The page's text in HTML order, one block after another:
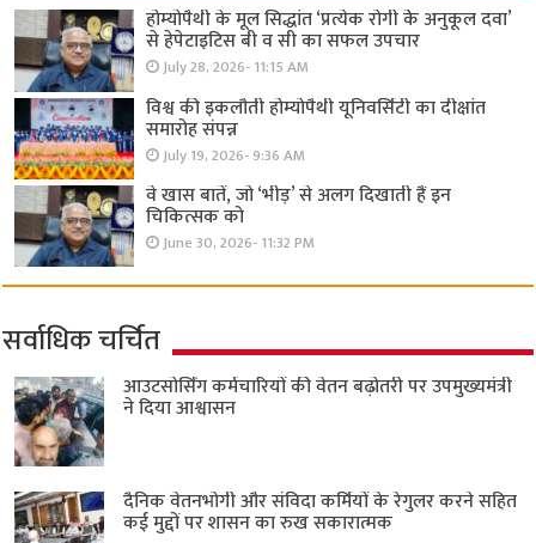
होम्योपैथी के मूल सिद्धांत ‘प्रत्येक रोगी केे अनुकूल दवा’
से हेपेटाइटिस बी व सी का सफल उपचार
July 28, 2026- 11:15 AM
विश्व की इकलौती होम्योपैथी यूनिवर्सिटी का दीक्षांत
समारोह संपन्न
July 19, 2026- 9:36 AM
वे खास बातें, जो ‘भीड़’ से अलग दिखाती हैं इन
चिकित्सक को
June 30, 2026- 11:32 PM
सर्वाधिक चर्चित
आउटसोर्सिंग कर्मचारियों की वेतन बढ़ोतरी पर उपमुख्यमंत्री
ने दिया आश्वासन
दैनिक वेतनभोगी और संविदा कर्मियों के रेगुलर करने सहित
कई मुद्दों पर शासन का रुख सकारात्मक